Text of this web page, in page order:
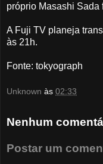
próprio Masashi Sada
A Fuji TV planeja
às 21h.
Fonte: tokyograph
Unknown às 02:33
Nenhum
Postar um